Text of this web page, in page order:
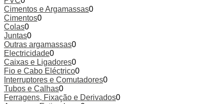
Cimentos e Argamassas0
Cimentos0
Colas0
Juntas0
Outras argamassas0
Electricidade0
Caixas e Ligadores0
Fio e Cabo Eléctrico0
Interruptores e Comutadores0
Tubos e Calhas0
Ferragens, Fixação e Derivados0